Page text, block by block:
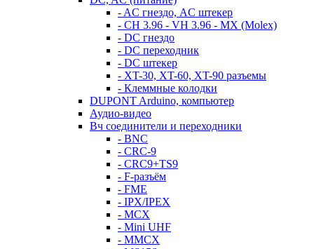
- AC гнездо, AC штекер
- CH 3.96 - VH 3.96 - MX (Molex)
- DC гнездо
- DC переходник
- DC штекер
- XT-30, XT-60, XT-90 разъемы
- Клеммные колодки
DUPONT Arduino, компьютер
Аудио-видео
Вч соединители и переходники
- BNC
- CRC-9
- CRC9+TS9
- F-разъём
- FME
- IPX/IPEX
- MCX
- Mini UHF
- MMCX